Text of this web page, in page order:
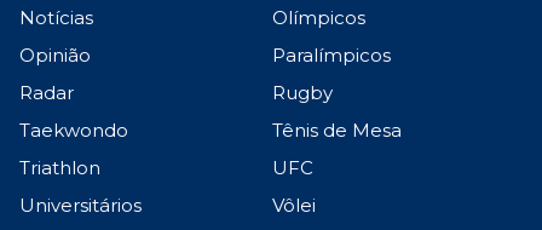
Notícias
Olímpicos
Opinião
Paralímpicos
Radar
Rugby
Taekwondo
Tênis de Mesa
Triathlon
UFC
Universitários
Vôlei